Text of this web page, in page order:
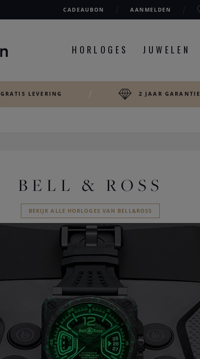
CADEAUBON AANMELDEN
HORLOGES JUWELEN
GRATIS LEVERING 2 JAAR GARANTIE
BELL & ROSS
BEKIJK ALLE HORLOGES VAN BELL&ROSS